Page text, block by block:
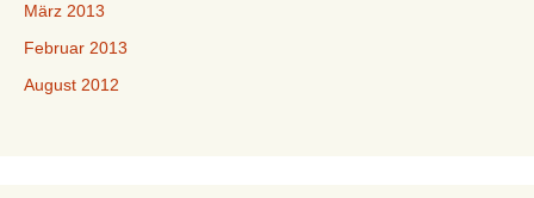
März 2013
Februar 2013
August 2012